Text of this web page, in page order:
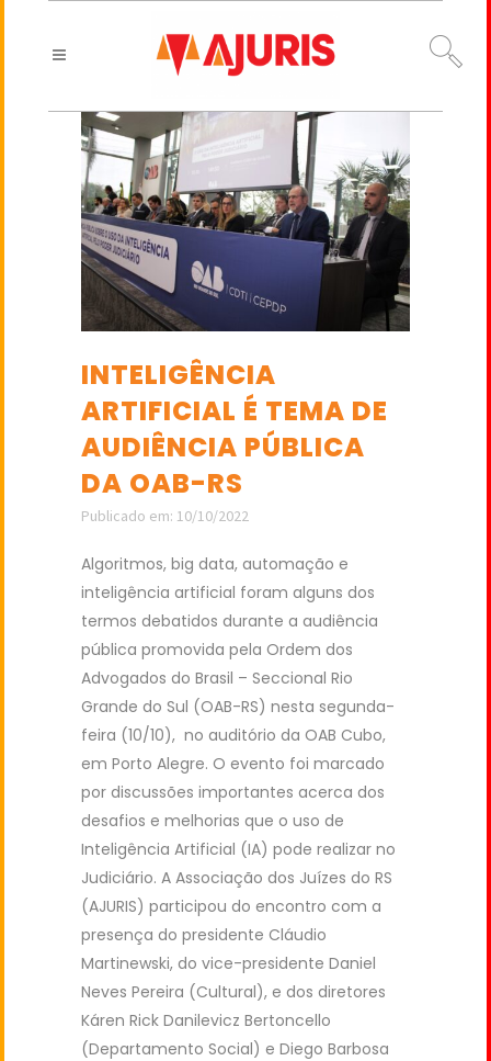
INTELIGÊNCIA
ARTIFICIAL É TEMA DE
AUDIÊNCIA PÚBLICA
DA OAB-RS
Publicado em: 10/10/2022
Algoritmos, big data, automação e
inteligência artificial foram alguns dos
termos debatidos durante a audiência
pública promovida pela Ordem dos
Advogados do Brasil – Seccional Rio
Grande do Sul (OAB-RS) nesta segunda-
feira (10/10), no auditório da OAB Cubo,
em Porto Alegre. O evento foi marcado
por discussões importantes acerca dos
desafios e melhorias que o uso de
Inteligência Artificial (IA) pode realizar no
Judiciário. A Associação dos Juízes do RS
(AJURIS) participou do encontro com a
presença do presidente Cláudio
Martinewski, do vice-presidente Daniel
Neves Pereira (Cultural), e dos diretores
Káren Rick Danilevicz Bertoncello
(Departamento Social) e Diego Barbosa